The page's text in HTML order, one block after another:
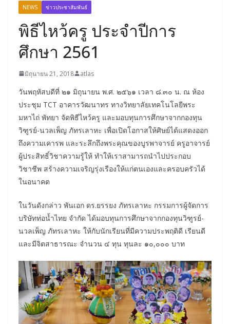
NEWS ข่าวประชาสัมพันธ์
พิธีไหว้ครู ประจำปีการ
ศึกษา 2561
มิถุนายน 21, 2018 atlas
วันพฤหัสบดีที่ ๒๑ มิถุนายน พ.ศ. ๒๕๖๑ เวลา ๘.๓๐ น. ณ ห้อง
ประชุม TCT อาคารวัฒนาทร ทางวิทยาลัยเทคโนโลยีพระ
มหาไถ่ พัทยา จัดพิธีไหว้ครู และมอบทุนการศึกษาจากกองทุน
วิฑูรย์-นวลเพ็ญ ภัทรเลาหะ เพื่อเปิดโอกาสให้ศิษย์ได้แสดงออก
ถึงความเคารพ และระลึกถึงพระคุณของบูรพาจารย์ ครูอาจารย์
ผู้ประสิทธิ์วิชาความรู้ให้ ทำให้เราสามารถนำไปประกอบ
วิชาชีพ สร้างความเจริญรุ่งเรืองให้แก่ตนเองและครอบครัวได้
ในอนาคต
ในวันดังกล่าว พันเอก ดร.ยรรยง ภัทรเลาหะ กรรมการผู้จัดการ
บริษัทท่อน้ำไทย จำกัด ได้มอบทุนการศึกษาจากกองทุนวิฑูรย์-
นวลเพ็ญ ภัทรเลาหะ ให้กับนักเรียนที่มีความประพฤติดี เรียนดี
และมีจิตสาธารณะ จำนวน ๔ ทุน ทุนละ ๑๐,๐๐๐ บาท